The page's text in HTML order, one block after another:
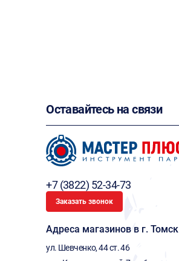
Оставайтесь на связи
+7 (3822) 52-34-73
Заказать звонок
Адреса магазинов в г. Томск
ул. Шевченко, 44 ст. 46